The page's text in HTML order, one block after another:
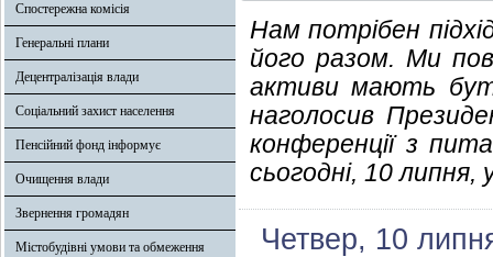
Спостережна комісія
Генеральні плани
Децентралізація влади
Соціальний захист населення
Пенсійний фонд інформує
Очищення влади
Звернення громадян
Містобудівні умови та обмеження
Нам потрібен
його разом. Ми
активи мають
наголосив
конференції з
сьогодні, 10 липня,
Четвер, 10